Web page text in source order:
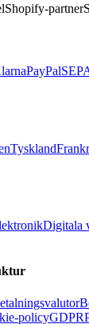
Shopify-partner
PayPal
Tyskland
Digitala
policyGDPR